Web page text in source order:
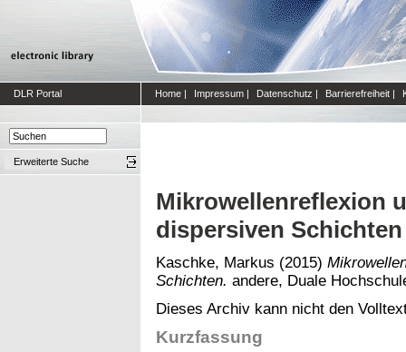
DLR Portal Home | Impressum | Datenschutz | Barrierefreiheit |
Erweiterte Suche
Mikrowellenreflexion
dispersiven Schichten
Kaschke, Markus (2015)
Schichten. andere, Duale
Dieses Archiv kann nicht den
Kurzfassung